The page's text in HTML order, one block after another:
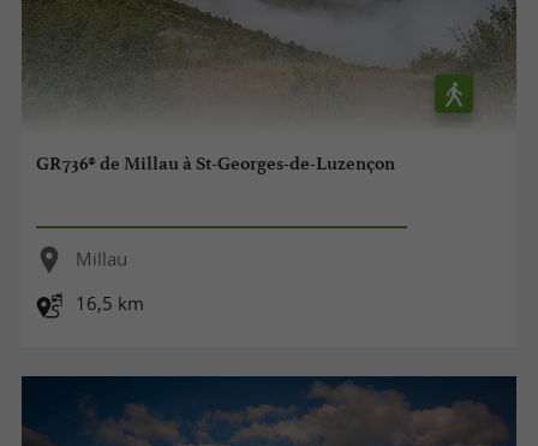
GR736® de Millau à St-Georges-de-Luzençon
Millau
16,5 km